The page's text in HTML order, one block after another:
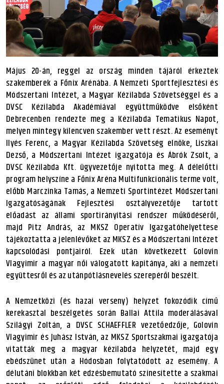
Május 20-án, reggel az ország minden tájáról érkeztek
szakemberek a Főnix Arénába. A Nemzeti Sportfejlesztési és
Módszertani Intézet, a Magyar Kézilabda Szövetséggel és a
DVSC Kézilabda Akadémiával együttműködve elsőként
Debrecenben rendezte meg a Kézilabda Tematikus Napot,
melyen mintegy kilencven szakember vett részt. Az eseményt
Ilyés Ferenc, a Magyar Kézilabda Szövetség elnöke, Liszkai
Dezső, a Módszertani Intézet igazgatója és Ábrók Zsolt, a
DVSC Kézilabda Kft. ügyvezetője nyitotta meg. A délelőtti
program helyszíne a Főnix Aréna Multifunkcionális terme volt,
előbb Marczinka Tamás, a Nemzeti Sportintézet Módszertani
Igazgatóságának Fejlesztési osztályvezetője tartott
előadást az állami sportirányitási rendszer működéséről,
majd Pitz András, az MKSZ Operatív Igazgatóhelyettese
tájékoztatta a jelenlévőket az MKSZ és a Módszertani Intézet
kapcsolódási pontjairól. Ezek után következett Golovin
Vlagyimir a magyar női válogatott kapitánya, aki a nemzeti
együttesről és az utánpótlásnevelés szerepéről beszélt.
A Nemzetközi (és hazai verseny) helyzet fokozódik című
kerekasztal beszélgetés során Ballai Attila moderálásával
Szilágyi Zoltán, a DVSC SCHAEFFLER vezetőedzője, Golovin
Vlagyimir és Juhász István, az MKSZ Sportszakmai igazgatója
vitatták meg a magyar kézilabda helyzetét, majd egy
ebédszünet után a Hódosban folytatódott az esemény. A
délutáni blokkban két edzésbemutató színesítette a szakmai